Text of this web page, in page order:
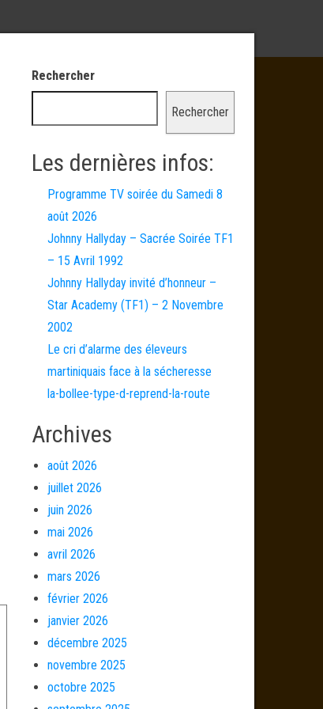
Rechercher
Rechercher
Les dernières infos:
Programme TV soirée du Samedi 8
août 2026
Johnny Hallyday – Sacrée Soirée TF1
– 15 Avril 1992
Johnny Hallyday invité d’honneur –
Star Academy (TF1) – 2 Novembre
2002
Le cri d’alarme des éleveurs
martiniquais face à la sécheresse
la-bollee-type-d-reprend-la-route
Archives
août 2026
juillet 2026
juin 2026
mai 2026
avril 2026
mars 2026
février 2026
janvier 2026
décembre 2025
novembre 2025
octobre 2025